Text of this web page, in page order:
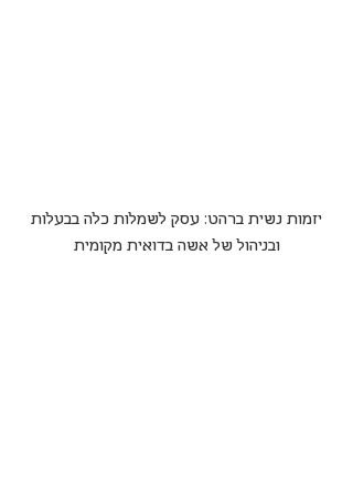
יזמות נשית ברהט: עסק לשמלות כלה בבעלות
ובניהול של אשה בדואית מקומית